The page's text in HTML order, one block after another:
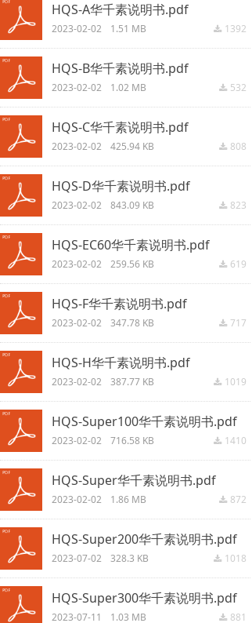
HQS-A华千素说明书.pdf
끂 1392
2023-02-02 1.51 MB
HQS-B华千素说明书.pdf
끂 532
2023-02-02 1.02 MB
HQS-C华千素说明书.pdf
끂 808
2023-02-02 425.94 KB
HQS-D华千素说明书.pdf
끂 823
2023-02-02 843.09 KB
HQS-EC60华千素说明书.pdf
끂 619
2023-02-02 259.56 KB
HQS-F华千素说明书.pdf
끂 717
2023-02-02 347.78 KB
HQS-H华千素说明书.pdf
끂 1019
2023-02-02 387.77 KB
HQS-Super100华千素说明书.pdf
끂 1410
2023-02-02 716.58 KB
HQS-Super华千素说明书.pdf
끂 872
2023-02-02 1.86 MB
HQS-Super200华千素说明书.pdf
끂 1018
2023-07-02 328.3 KB
HQS-Super300华千素说明书.pdf
끂 881
2023-07-11 1.03 MB